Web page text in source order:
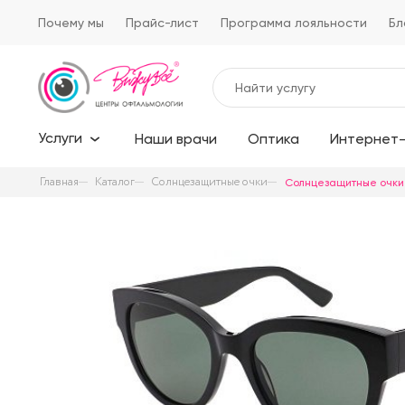
Почему мы Прайс-лист Программа лояльности
Услуги Наши врачи Оптика
Главная Каталог Солнцезащитные очки Солнцезащитные очки